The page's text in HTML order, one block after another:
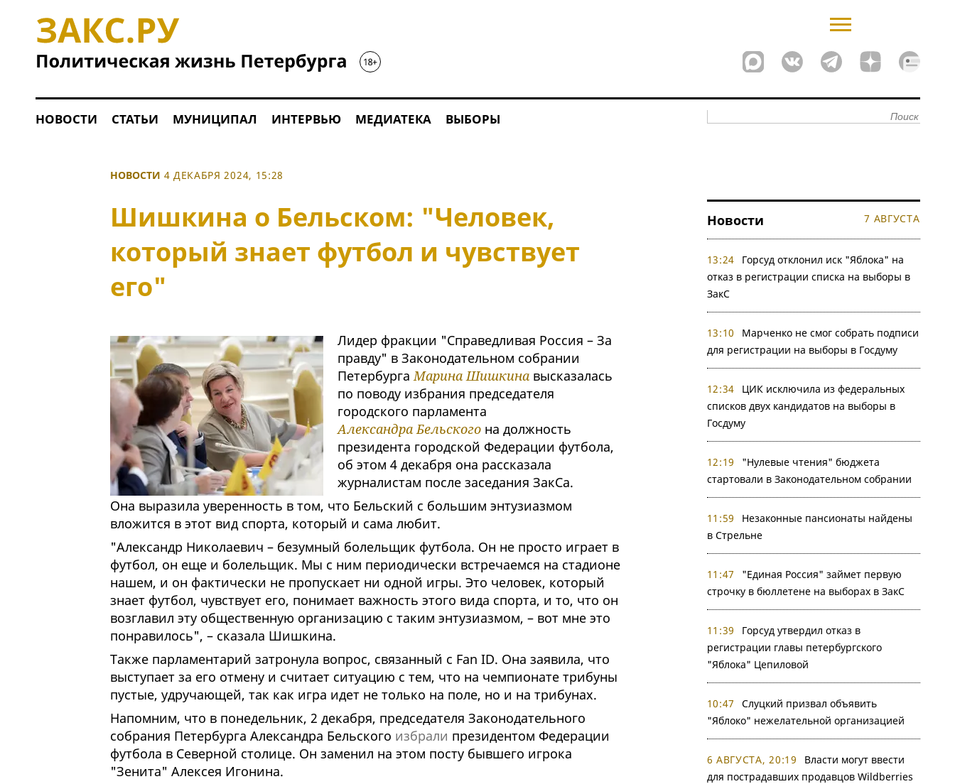
НОВОСТИ СТАТЬИ МУНИЦИПАЛ ИНТЕРВЬЮ МЕДИАТЕКА ВЫБОРЫ
НОВОСТИ 4 ДЕКАБРЯ 2024, 15:28
Шишкина о Бельском: "Человек,
который знает футбол и чувствует
его"
Лидер фракции "Справедливая Россия – За
правду" в Законодательном собрании
ПетербургаМарина Шишкинавысказалась
по поводу избрания председателя
городского парламента
Александра Бельскогона должность
президента городской Федерации футбола,
об этом 4 декабря она рассказала
журналистам после заседания ЗакСа.
Она выразила уверенность в том, что Бельский с большим энтузиазмом
вложится в этот вид спорта, который и сама любит.
"Александр Николаевич – безумный болельщик футбола. Он не просто играет в
футбол, он еще и болельщик. Мы с ним периодически встречаемся на стадионе
нашем, и он фактически не пропускает ни одной игры. Это человек, который
знает футбол, чувствует его, понимает важность этого вида спорта, и то, что он
возглавил эту общественную организацию с таким энтузиазмом, – вот мне это
понравилось", – сказала Шишкина.
Также парламентарий затронула вопрос, связанный с Fan ID. Она заявила, что
выступает за его отмену и считает ситуацию с тем, что на чемпионате трибуны
пустые, удручающей, так как игра идет не только на поле, но и на трибунах.
Напомним, что в понедельник, 2 декабря, председателя Законодательного
собрания Петербурга Александра Бельского избрали президентом Федерации
футбола в Северной столице. Он заменил на этом посту бывшего игрока
"Зенита" Алексея Игонина.
Новости 7 АВГУСТА
13:24
Горсуд отклонил иск "Яблока" на
отказ в регистрации списка на выборы в
ЗакС
13:10
Марченко не смог собрать подписи
для регистрации на выборы в Госдуму
12:34
ЦИК исключила из федеральных
списков двух кандидатов на выборы в
Госдуму
12:19
"Нулевые чтения" бюджета
стартовали в Законодательном собрании
11:59
Незаконные пансионаты найдены
в Стрельне
11:47
"Единая Россия" займет первую
строчку в бюллетене на выборах в ЗакС
11:39
Горсуд утвердил отказ в
регистрации главы петербургского
"Яблока" Цепиловой
10:47
Слуцкий призвал объявить
"Яблоко" нежелательной организацией
6 АВГУСТА, 20:19
Власти могут ввести
для пострадавших продавцов Wildberries